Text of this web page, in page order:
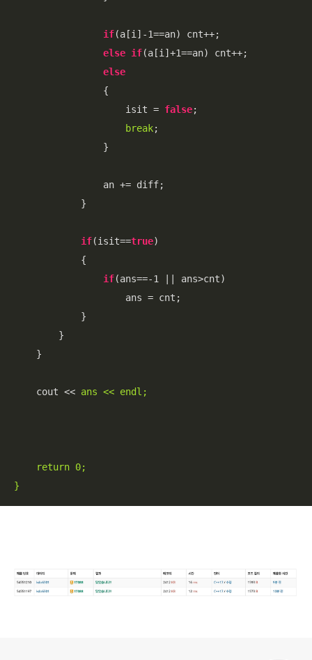
if(a[i]-1==an) cnt++;
else if(a[i]+1==an) cnt++;
else
                {
                    isit =
false;
break;
                }
                an += diff;
            }
if(isit==true)
            {
if(ans==-1 || ans>cnt)
                    ans = cnt;
            }
        }
    }
    cout <<
ans << endl;
    return 0;
}